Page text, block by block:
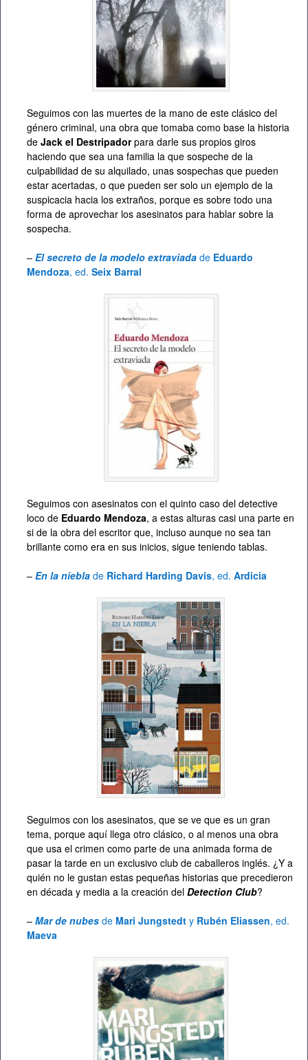
Seguimos con las muertes de la mano de este clásico del
género criminal, una obra que tomaba como base la historia
de Jack el Destripadorpara darle sus propios giros
haciendo que sea una familia la que sospeche de la
culpabilidad de su alquilado, unas sospechas que pueden
estar acertadas, o que pueden ser solo un ejemplo de la
suspicacia hacia los extraños, porque es sobre todo una
forma de aprovechar los asesinatos para hablar sobre la
sospecha.
– El secreto de la modelo extraviada de Eduardo
Mendoza, ed. Seix Barral
Seguimos con asesinatos con el quinto caso del detective
loco de Eduardo Mendoza, a estas alturas casi una parte en
si de la obra del escritor que, incluso aunque no sea tan
brillante como era en sus inicios, sigue teniendo tablas.
– En la niebla de Richard Harding Davis, ed. Ardicia
Seguimos con los asesinatos, que se ve que es un gran
tema, porque aquí llega otro clásico, o al menos una obra
que usa el crimen como parte de una animada forma de
pasar la tarde en un exclusivo club de caballeros inglés. ¿Y a
quién no le gustan estas pequeñas historias que precedieron
en década y media a la creación del Detection Club?
– Mar de nubes de Mari Jungstedt y Rubén Eliassen, ed.
Maeva